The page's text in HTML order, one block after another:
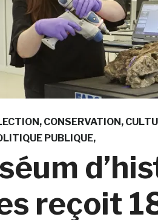
CONSERVATION
PUBLIQUE
reçoit